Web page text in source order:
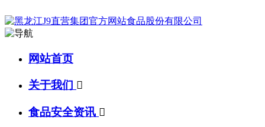
网站首页
关于我们 
食品安全资讯 